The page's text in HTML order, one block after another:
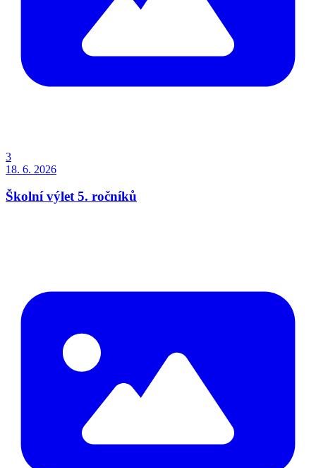
3
18. 6. 2026
Školní výlet 5. ročníků